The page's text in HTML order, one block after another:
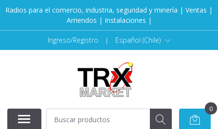
Radios para el comercio, industria, seguridad y minería | Ventas |
Arriendos | Instalaciones |
Ingreso/Registro | Español (Chile)
0